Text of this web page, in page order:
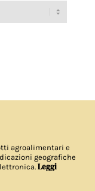
agroalimentari e
geografiche
Leggi